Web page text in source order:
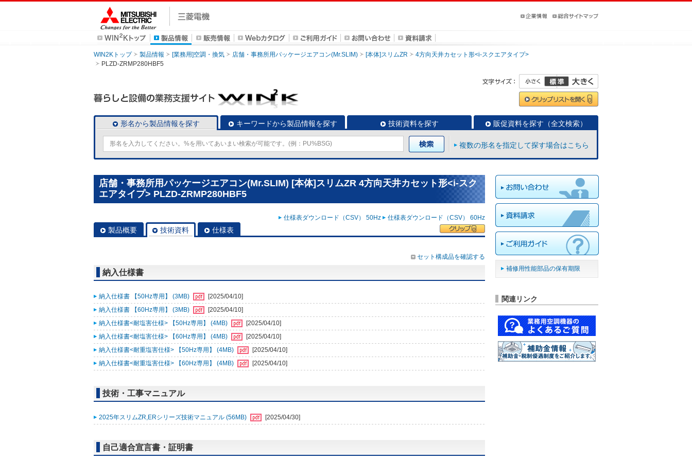
WIN2Kトップ 製品情報 [業務用]空調・換気 店舗・事務所用パッケージエアコン(Mr.SLIM) [本体]スリムZR
4方向天井カセット形<i-スクエアタイプ>
PLZD-ZRMP280HBF5
形名から製品情報を探す キーワードから製品情報を探す 技術資料を探す 販促資料を探す（全文検索）
複数の形名を指定して探す場合はこちら
店舗・事務所用パッケージエアコン(Mr.SLIM) [本体]スリムZR 4方向天井カセット形<i-スク
エアタイプ> PLZD-ZRMP280HBF5
仕様表ダウンロード（CSV） 50Hz 仕様表ダウンロード（CSV） 60Hz
製品概要 技術資料 仕様表
セット構成品を確認する
納入仕様書
納入仕様書 【50Hz専用】 (3MB)
[2025/04/10]
納入仕様書 【60Hz専用】 (3MB)
[2025/04/10]
納入仕様書<耐塩害仕様> 【50Hz専用】 (4MB)
[2025/04/10]
納入仕様書<耐塩害仕様> 【60Hz専用】 (4MB)
[2025/04/10]
納入仕様書<耐重塩害仕様> 【50Hz専用】 (4MB)
[2025/04/10]
納入仕様書<耐重塩害仕様> 【60Hz専用】 (4MB)
[2025/04/10]
技術・工事マニュアル
2025年スリムZR,ERシリーズ技術マニュアル (56MB) [2025/04/30]
自己適合宣言書・証明書
補修用性能部品の保有期限
関連リンク